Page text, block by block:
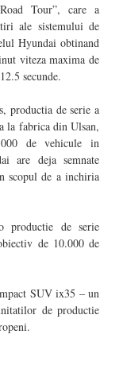
Tour”, care a
ale sistemului de
Hyundai obtinand
viteza maxima de
secunde.
productia de serie a
la fabrica din Ulsan,
de vehicule in
are deja semnate
scopul de a inchiria
productie de serie
de 10.000 de
SUV ix35 – un
de productie